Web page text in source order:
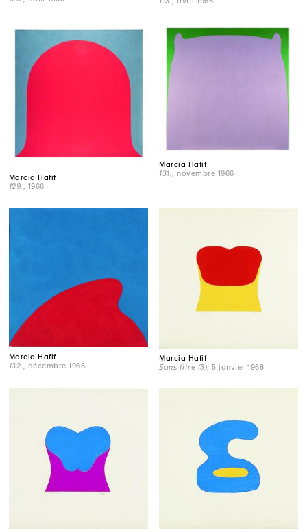
Marcia Hafif
129., 1966
Marcia Hafif
131.
, novembre 1966
Marcia Hafif
132., décembre 1966
Marcia Hafif
Sans titre (3) , 5 janvier 1966